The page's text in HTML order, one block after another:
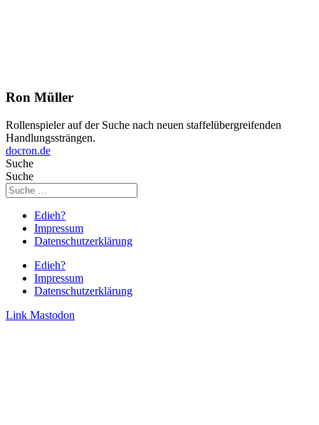
Ron Müller
Rollenspieler auf der Suche nach neuen staffelübergreifenden
Handlungssträngen.
docron.de
Suche
Suche
Edieh?
Impressum
Datenschutzerklärung
Edieh?
Impressum
Datenschutzerklärung
Link Mastodon